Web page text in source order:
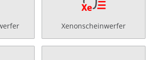
Xenonscheinwerfer